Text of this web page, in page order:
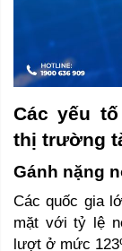
Các yếu
thị trường
Gánh nặng
Các quốc gia
mặt với tỷ lệ
lượt ở mức